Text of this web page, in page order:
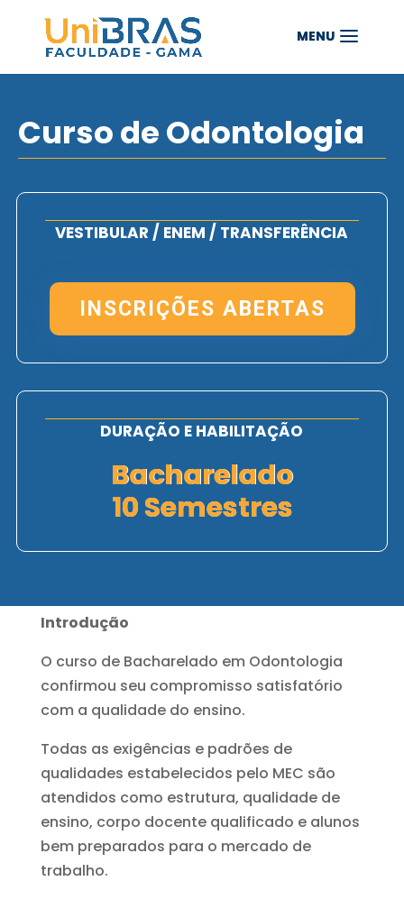
Curso de Odontologia
VESTIBULAR / ENEM / TRANSFERÊNCIA
INSCRIÇÕES ABERTAS
DURAÇÃO E HABILITAÇÃO
Bacharelado
10 Semestres
Introdução
O curso de Bacharelado em Odontologia
confirmou seu compromisso satisfatório
com a qualidade do ensino.
Todas as exigências e padrões de
qualidades estabelecidos pelo MEC são
atendidos como estrutura, qualidade de
ensino, corpo docente qualificado e alunos
bem preparados para o mercado de
trabalho.